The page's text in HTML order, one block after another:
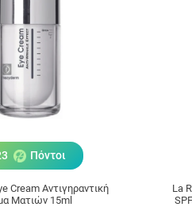
Πόντοι
Cream Αντιγηραντική
Ματιών 15ml
La